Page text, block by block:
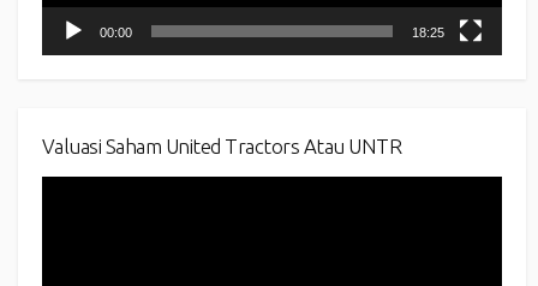
00:00 18:25
Valuasi Saham United Tractors Atau UNTR